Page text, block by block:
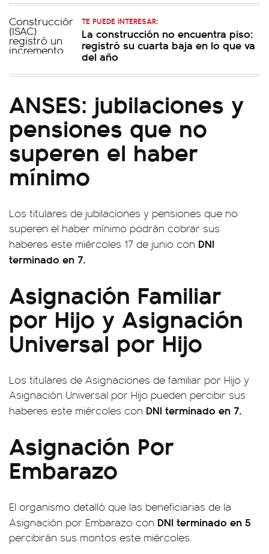
TE PUEDE INTERESAR:
La construcción no encuentra piso:
registró su cuarta baja en lo que va
del año
ANSES: jubilaciones y
pensiones que no
superen el haber
mínimo
Los titulares de jubilaciones y pensiones que no
superen el haber mínimo podrán cobrar sus
haberes este miércoles 17 de junio con DNI
terminado en 7.
Asignación Familiar
por Hijo y Asignación
Universal por Hijo
Los titulares de Asignaciones de familiar por Hijo y
Asignación Universal por Hijo pueden percibir sus
haberes este miércoles con DNI terminado en 7.
Asignación Por
Embarazo
El organismo detalló que las beneficiarias de la
Asignación por Embarazo con DNI terminado en 5
percibirán sus montos este miércoles.